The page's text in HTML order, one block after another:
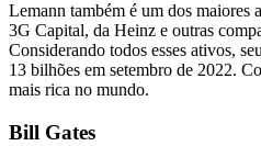
Lemann também é um dos
3G Capital, da Heinz e outras
Considerando todos esses ativos,
13 bilhões em setembro de 2022.
mais rica no mundo.
Bill Gates